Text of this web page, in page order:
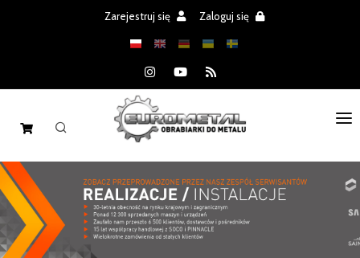
Zarejestruj się Zaloguj się
STRONA GŁÓWNA
MASZYNY
CZĘŚCI